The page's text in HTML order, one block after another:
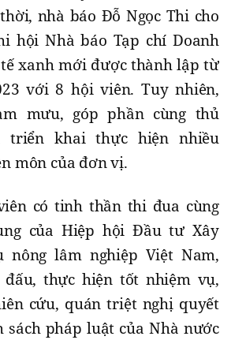
nhà báo Đỗ Ngọc Thi cho
hội Nhà báo Tạp chí Doanh
xanh mới được thành lập từ
với 8 hội viên. Tuy nhiên,
mưu, góp phần cùng thủ
khai thực hiện nhiều
môn của đơn vị.
có tinh thần thi đua cùng
của Hiệp hội Đầu tư Xây
nông lâm nghiệp Việt Nam,
đấu, thực hiện tốt nhiệm vụ,
cứu, quán triệt nghị quyết
sách pháp luật của Nhà nước